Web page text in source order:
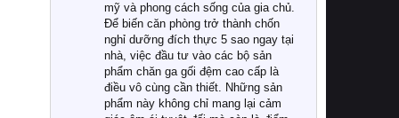
mỹ và phong cách sống của gia chủ.
Để biến căn phòng trở thành chốn
nghỉ dưỡng đích thực 5 sao ngay tại
nhà, việc đầu tư vào các bộ sản
phẩm chăn ga gối đệm cao cấp là
điều vô cùng cần thiết. Những sản
phẩm này không chỉ mang lại cảm